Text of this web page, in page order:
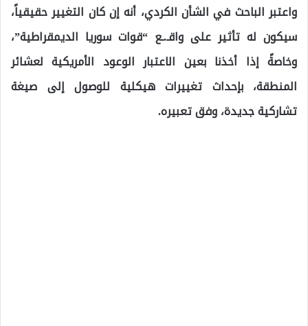
واعتبر الباحث في الشأن الكردي، أنه إن كان التغيير حقيقياً،
سيكون له تأثير على واقـ.ـع “قوات سوريا الديمقراطية”،
وخاصةً إذا أخذنا بعين الاعتبار الوعود الأمريكية لعشائر
المنطقة، بإحداث تغييرات هيكلية للوصول إلى صيغة
تشاركية جديدة، وفق تعبيره.